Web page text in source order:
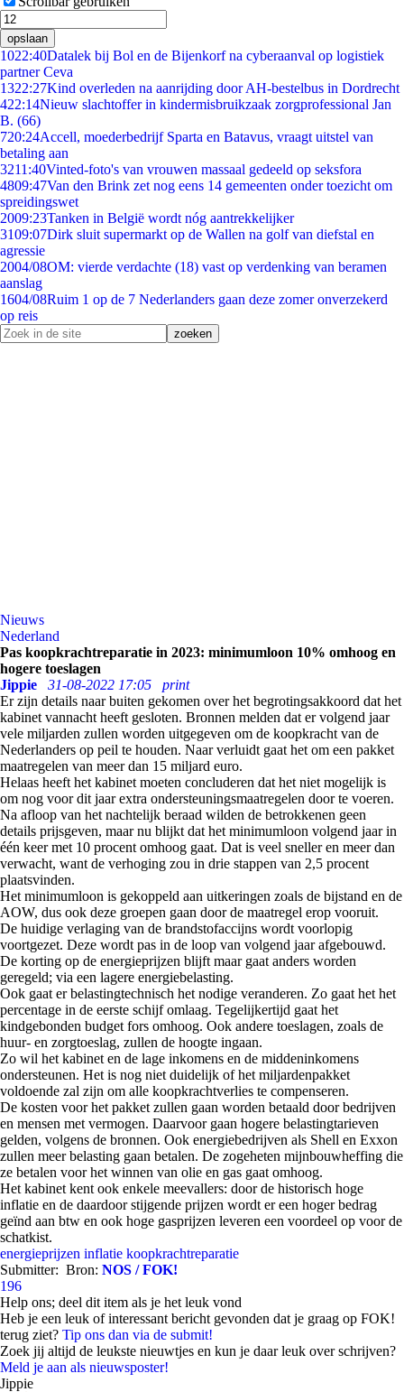
opslaan
1022:40Datalek bij Bol en de Bijenkorf na cyberaanval op logistiek
partner Ceva
1322:27Kind overleden na aanrijding door AH-bestelbus in Dordrecht
422:14Nieuw slachtoffer in kindermisbruikzaak zorgprofessional Jan
B. (66)
720:24Accell, moederbedrijf Sparta en Batavus, vraagt uitstel van
betaling aan
3211:40Vinted-foto's van vrouwen massaal gedeeld op seksfora
4809:47Van den Brink zet nog eens 14 gemeenten onder toezicht om
spreidingswet
2009:23Tanken in België wordt nóg aantrekkelijker
3109:07Dirk sluit supermarkt op de Wallen na golf van diefstal en
agressie
2004/08OM: vierde verdachte (18) vast op verdenking van beramen
aanslag
1604/08Ruim 1 op de 7 Nederlanders gaan deze zomer onverzekerd
op reis
Nieuws
Nederland
Pas koopkrachtreparatie in 2023: minimumloon 10% omhoog en
hogere toeslagen
Jippie
31-08-2022 17:05
print
Er zijn details naar buiten gekomen over het begrotingsakkoord dat het
kabinet vannacht heeft gesloten. Bronnen melden dat er volgend jaar
vele miljarden zullen worden uitgegeven om de koopkracht van de
Nederlanders op peil te houden. Naar verluidt gaat het om een pakket
maatregelen van meer dan 15 miljard euro.
Helaas heeft het kabinet moeten concluderen dat het niet mogelijk is
om nog voor dit jaar extra ondersteuningsmaatregelen door te voeren.
Na afloop van het nachtelijk beraad wilden de betrokkenen geen
details prijsgeven, maar nu blijkt dat het minimumloon volgend jaar in
één keer met 10 procent omhoog gaat. Dat is veel sneller en meer dan
verwacht, want de verhoging zou in drie stappen van 2,5 procent
plaatsvinden.
Het minimumloon is gekoppeld aan uitkeringen zoals de bijstand en de
AOW, dus ook deze groepen gaan door de maatregel erop vooruit.
De huidige verlaging van de brandstofaccijns wordt voorlopig
voortgezet. Deze wordt pas in de loop van volgend jaar afgebouwd.
De korting op de energieprijzen blijft maar gaat anders worden
geregeld; via een lagere energiebelasting.
Ook gaat er belastingtechnisch het nodige veranderen. Zo gaat het het
percentage in de eerste schijf omlaag. Tegelijkertijd gaat het
kindgebonden budget fors omhoog. Ook andere toeslagen, zoals de
huur- en zorgtoeslag, zullen de hoogte ingaan.
Zo wil het kabinet en de lage inkomens en de middeninkomens
ondersteunen. Het is nog niet duidelijk of het miljardenpakket
voldoende zal zijn om alle koopkrachtverlies te compenseren.
De kosten voor het pakket zullen gaan worden betaald door bedrijven
en mensen met vermogen. Daarvoor gaan hogere belastingtarieven
gelden, volgens de bronnen. Ook energiebedrijven als Shell en Exxon
zullen meer belasting gaan betalen. De zogeheten mijnbouwheffing die
ze betalen voor het winnen van olie en gas gaat omhoog.
Het kabinet kent ook enkele meevallers: door de historisch hoge
inflatie en de daardoor stijgende prijzen wordt er een hoger bedrag
geïnd aan btw en ook hoge gasprijzen leveren een voordeel op voor de
schatkist.
energieprijzen inflatie koopkrachtreparatie
Submitter: Bron: NOS / FOK!
196
Help ons; deel dit item als je het leuk vond
Heb je een leuk of interessant bericht gevonden dat je graag op FOK!
terug ziet? Tip ons dan via de submit!
Zoek jij altijd de leukste nieuwtjes en kun je daar leuk over schrijven?
Meld je aan als nieuwsposter!
Jippie